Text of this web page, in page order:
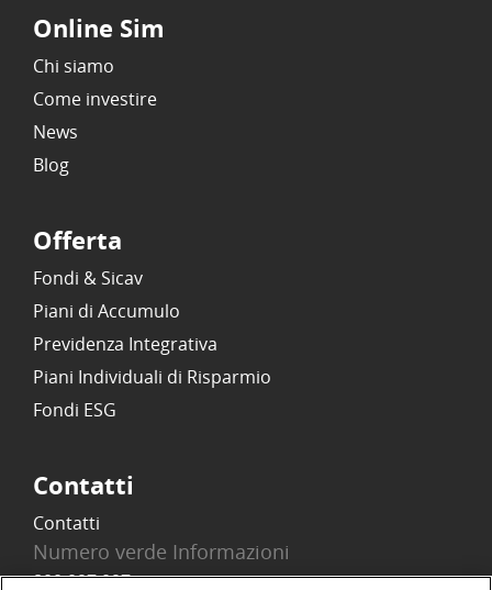
Online Sim
Chi siamo
Come investire
News
Blog
Offerta
Fondi & Sicav
Piani di Accumulo
Previdenza Integrativa
Piani Individuali di Risparmio
Fondi ESG
Contatti
Contatti
Numero verde Informazioni
800 097 097